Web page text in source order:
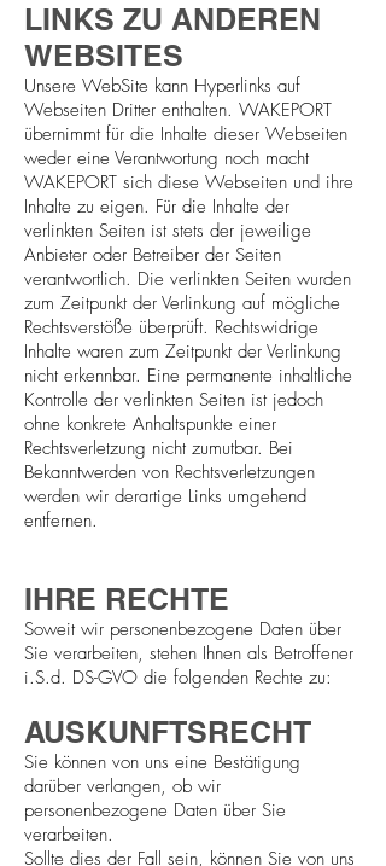
LINKS ZU ANDEREN
WEBSITES
Unsere WebSite kann Hyperlinks auf
Webseiten Dritter enthalten. WAKEPORT
übernimmt für die Inhalte dieser Webseiten
weder eine Verantwortung noch macht
WAKEPORT sich diese Webseiten und ihre
Inhalte zu eigen. Für die Inhalte der
verlinkten Seiten ist stets der jeweilige
Anbieter oder Betreiber der Seiten
verantwortlich. Die verlinkten Seiten wurden
zum Zeitpunkt der Verlinkung auf mögliche
Rechtsverstöße überprüft. Rechtswidrige
Inhalte waren zum Zeitpunkt der Verlinkung
nicht erkennbar. Eine permanente inhaltliche
Kontrolle der verlinkten Seiten ist jedoch
ohne konkrete Anhaltspunkte einer
Rechtsverletzung nicht zumutbar. Bei
Bekanntwerden von Rechtsverletzungen
werden wir derartige Links umgehend
entfernen.
IHRE RECHTE
Soweit wir personenbezogene Daten über
Sie verarbeiten, stehen Ihnen als Betroffener
i.S.d. DS-GVO die folgenden Rechte zu:
AUSKUNFTSRECHT
Sie können von uns eine Bestätigung
darüber verlangen, ob wir
personenbezogene Daten über Sie
verarbeiten.
Sollte dies der Fall sein, können Sie von uns